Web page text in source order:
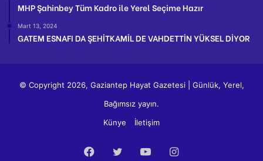
MHP Şahinbey Tüm Kadro ile Yerel Seçime Hazır
Mart 13, 2024
GATEM ESNAFI DA ŞEHİTKAMİL DE VAHDETTİN YÜKSEL DİYOR
© Copyright 2026, Gaziantep Hayat Gazetesi | Günlük, Yerel,
Bağımsız yayın.
Künye
İletişim
Facebook
TwitterYouTubeInstagram